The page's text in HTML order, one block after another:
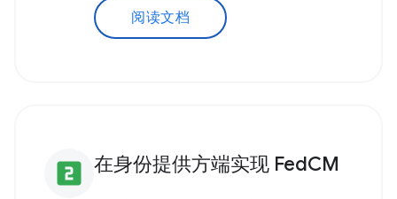
阅读文档
looks_two 在身份提供方端实现 FedCM